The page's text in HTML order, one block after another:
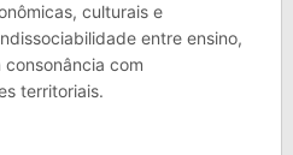
culturais e
entre ensino,
com
territoriais.